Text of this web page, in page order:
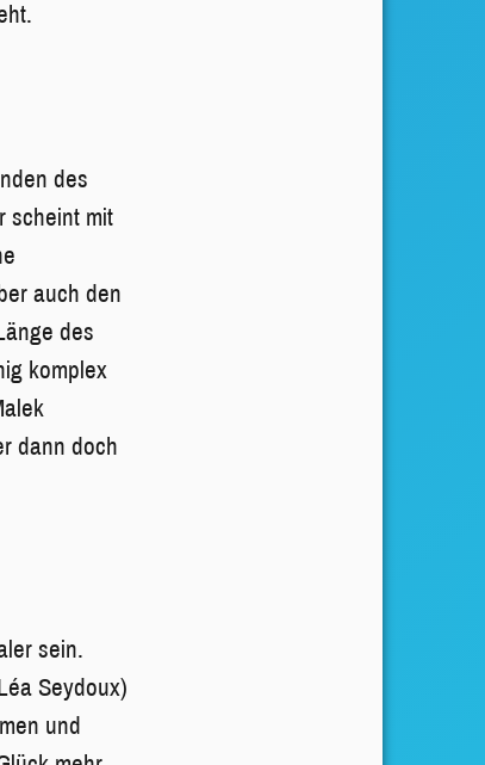
des
scheint mit
auch den
des
komplex
dann doch
sein.
Seydoux)
und